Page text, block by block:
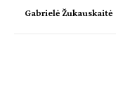
Gabrielė Žukauskaitė